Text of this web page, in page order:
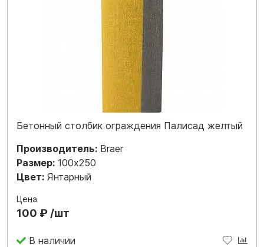
Бетонный столбик ограждения Палисад желтый
Производитель: Braer
Размер: 100x250
Цвет: Янтарный
Цена
100 ₽ /шт
В наличии